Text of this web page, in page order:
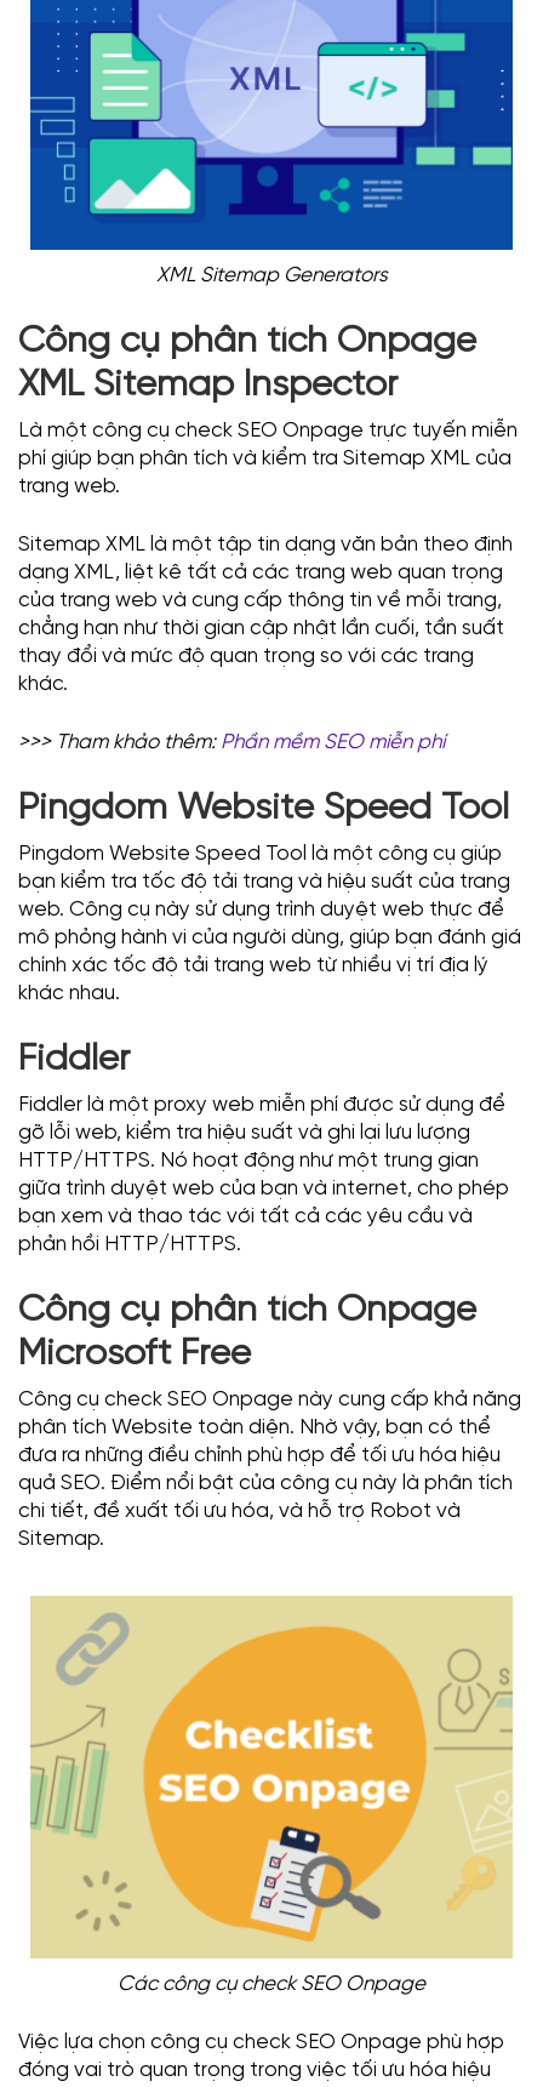
XML Sitemap Generators
Công cụ phân tích Onpage
XML Sitemap Inspector
Là một công cụ check SEO Onpage trực tuyến miễn
phí giúp bạn phân tích và kiểm tra Sitemap XML của
trang web.
Sitemap XML là một tập tin dạng văn bản theo định
dạng XML, liệt kê tất cả các trang web quan trọng
của trang web và cung cấp thông tin về mỗi trang,
chẳng hạn như thời gian cập nhật lần cuối, tần suất
thay đổi và mức độ quan trọng so với các trang
khác.
>>> Tham khảo thêm: Phần mềm SEO miễn phí
Pingdom Website Speed Tool
Pingdom Website Speed Tool là một công cụ giúp
bạn kiểm tra tốc độ tải trang và hiệu suất của trang
web. Công cụ này sử dụng trình duyệt web thực để
mô phỏng hành vi của người dùng, giúp bạn đánh giá
chính xác tốc độ tải trang web từ nhiều vị trí địa lý
khác nhau.
Fiddler
Fiddler là một proxy web miễn phí được sử dụng để
gỡ lỗi web, kiểm tra hiệu suất và ghi lại lưu lượng
HTTP/HTTPS. Nó hoạt động như một trung gian
giữa trình duyệt web của bạn và internet, cho phép
bạn xem và thao tác với tất cả các yêu cầu và
phản hồi HTTP/HTTPS.
Công cụ phân tích Onpage
Microsoft Free
Công cụ check SEO Onpage này cung cấp khả năng
phân tích Website toàn diện. Nhờ vậy, bạn có thể
đưa ra những điều chỉnh phù hợp để tối ưu hóa hiệu
quả SEO. Điểm nổi bật của công cụ này là phân tích
chi tiết, đề xuất tối ưu hóa, và hỗ trợ Robot và
Sitemap.
Các công cụ check SEO Onpage
Việc lựa chọn công cụ check SEO Onpage phù hợp
đóng vai trò quan trọng trong việc tối ưu hóa hiệu